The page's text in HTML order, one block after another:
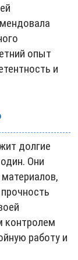
опыт
и
долгие
Они
контролем
работу и